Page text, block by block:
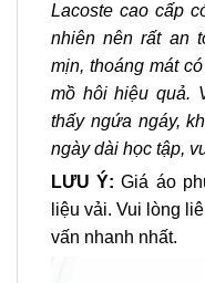
Lacoste cao cấp
nhiên nên rất an
mịn, thoáng mát
mồ hôi hiệu quả.
thấy ngứa ngáy,
ngày dài học tập,
LƯU Ý:Giá áo
liệu vải. Vui lòng
vấn nhanh nhất.